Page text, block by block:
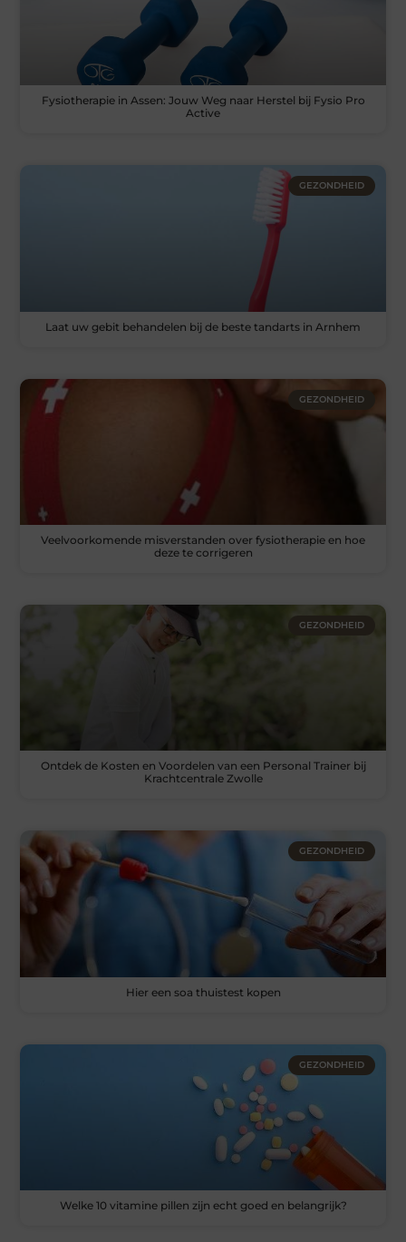
Fysiotherapie in Assen: Jouw Weg naar Herstel bij Fysio Pro
Active
GEZONDHEID
Laat uw gebit behandelen bij de beste tandarts in Arnhem
GEZONDHEID
Veelvoorkomende misverstanden over fysiotherapie en hoe
deze te corrigeren
GEZONDHEID
Ontdek de Kosten en Voordelen van een Personal Trainer bij
Krachtcentrale Zwolle
GEZONDHEID
Hier een soa thuistest kopen
GEZONDHEID
Welke 10 vitamine pillen zijn echt goed en belangrijk?